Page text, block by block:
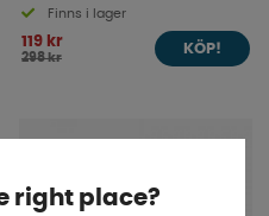
Finns i lager
119 kr
298 kr
KÖP!
right place?